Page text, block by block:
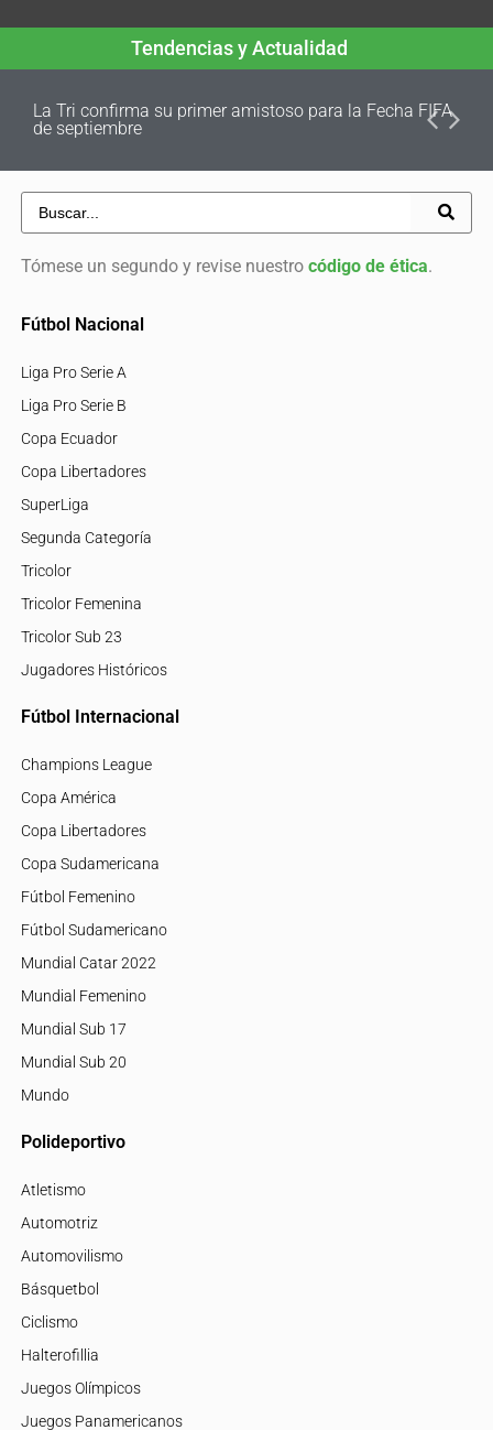
Tendencias y Actualidad
La Tri confirma su primer amistoso para la Fecha FIFA
de septiembre
Tómese un segundo y revise nuestro código de ética.
Fútbol Nacional
Liga Pro Serie A
Liga Pro Serie B
Copa Ecuador
Copa Libertadores
SuperLiga
Segunda Categoría
Tricolor
Tricolor Femenina
Tricolor Sub 23
Jugadores Históricos
Fútbol Internacional
Champions League
Copa América
Copa Libertadores
Copa Sudamericana
Fútbol Femenino
Fútbol Sudamericano
Mundial Catar 2022
Mundial Femenino
Mundial Sub 17
Mundial Sub 20
Mundo
Polideportivo
Atletismo
Automotriz
Automovilismo
Básquetbol
Ciclismo
Halterofillia
Juegos Olímpicos
Juegos Panamericanos